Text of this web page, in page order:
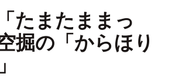
たまたままっ
掘の「からほり